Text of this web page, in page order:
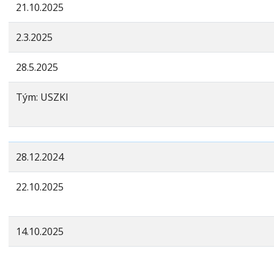
21.10.2025
2.3.2025
28.5.2025
Tým: USZKI
28.12.2024
22.10.2025
14.10.2025